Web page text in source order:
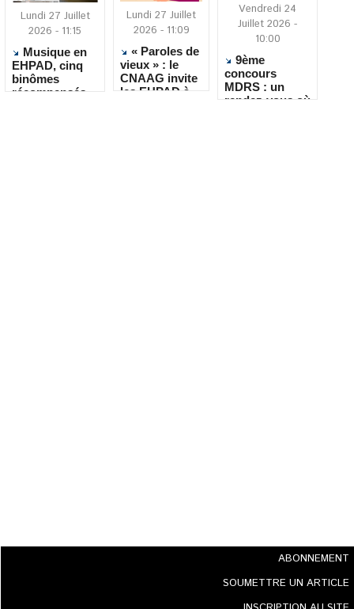
Lundi 27 Juillet
2026 - 11:15
Musique en
EHPAD, cinq
binômes
récompensés
Lundi 27 Juillet
2026 - 11:09
« Paroles de
vieux » : le
CNAAG invite
les EHPAD à
Vendredi 24
Juillet 2026 -
10:00
9ème
concours
MDRS : un
rendez-vous où
ABONNEMENT
SOUMETTRE UN ARTICLE